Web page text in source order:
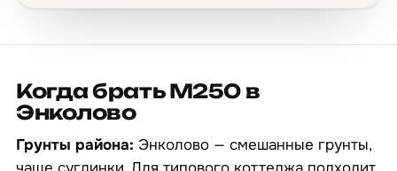
Когда брать М250 в
Энколово
Грунты района: Энколово — смешанные грунты,